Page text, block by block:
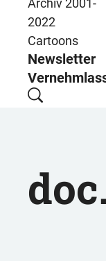
2022
Cartoons
Newsletter